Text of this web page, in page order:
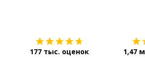
177 тыс. оценок 1,47